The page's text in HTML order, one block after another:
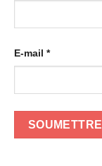
E-mail *